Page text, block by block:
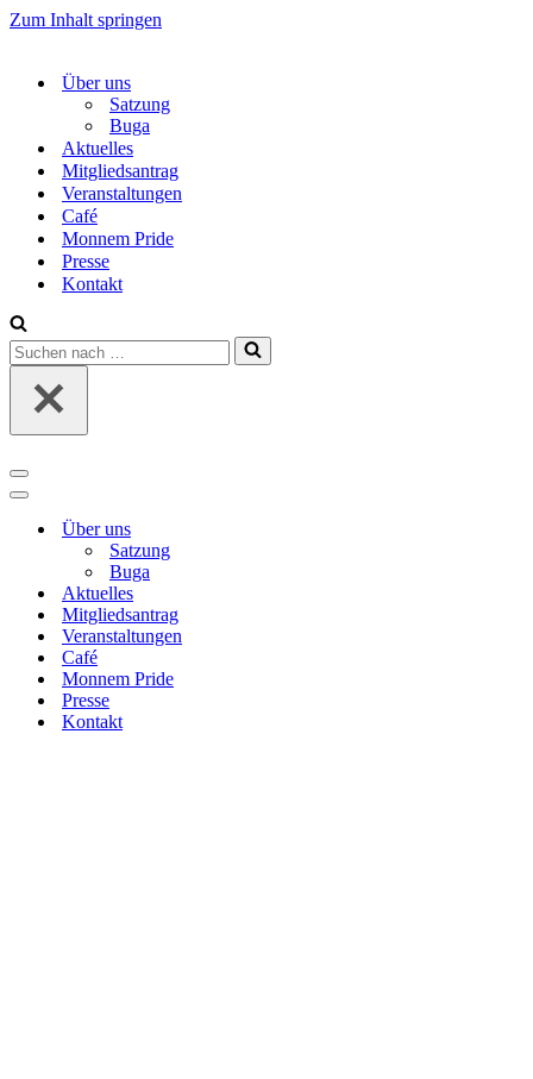
Zum Inhalt springen
Über uns
Satzung
Buga
Aktuelles
Mitgliedsantrag
Veranstaltungen
Café
Monnem Pride
Presse
Kontakt
Suchen
nach …
Navigations-
Menü
Navigations-
Über uns
Satzung
Buga
Aktuelles
Mitgliedsantrag
Veranstaltungen
Café
Monnem Pride
Presse
Kontakt